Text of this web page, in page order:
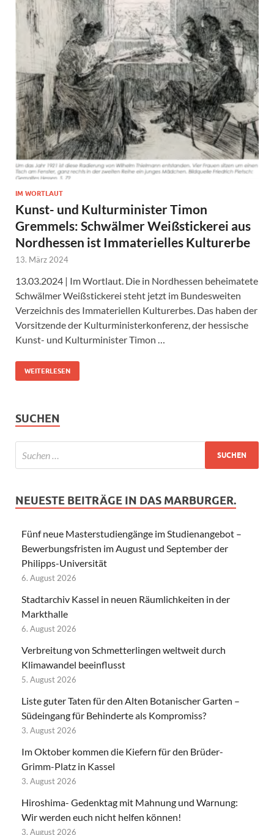
IM WORTLAUT
Kunst- und Kulturminister Timon
Gremmels: Schwälmer Weißstickerei aus
Nordhessen ist Immaterielles Kulturerbe
13. März 2024
13.03.2024 | Im Wortlaut. Die in Nordhessen beheimatete
Schwälmer Weißstickerei steht jetzt im Bundesweiten
Verzeichnis des Immateriellen Kulturerbes. Das haben der
Vorsitzende der Kulturministerkonferenz, der hessische
Kunst- und Kulturminister Timon …
WEITERLESEN
SUCHEN
NEUESTE BEITRÄGE IN DAS MARBURGER.
Fünf neue Masterstudiengänge im Studienangebot –
Bewerbungsfristen im August und September der
Philipps-Universität
6. August 2026
Stadtarchiv Kassel in neuen Räumlichkeiten in der
Markthalle
6. August 2026
Verbreitung von Schmetterlingen weltweit durch
Klimawandel beeinflusst
5. August 2026
Liste guter Taten für den Alten Botanischer Garten –
Südeingang für Behinderte als Kompromiss?
3. August 2026
Im Oktober kommen die Kiefern für den Brüder-
Grimm-Platz in Kassel
3. August 2026
Hiroshima- Gedenktag mit Mahnung und Warnung:
Wir werden euch nicht helfen können!
3. August 2026